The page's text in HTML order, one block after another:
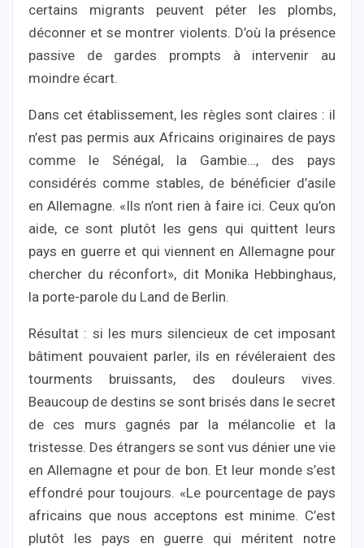
certains migrants peuvent péter les plombs,
déconner et se montrer violents. D’où la présence
passive de gardes prompts à intervenir au
moindre écart.
Dans cet établissement, les règles sont claires : il
n’est pas permis aux Africains originaires de pays
comme le Sénégal, la Gambie…, des pays
considérés comme stables, de bénéficier d’asile
en Allemagne. «Ils n’ont rien à faire ici. Ceux qu’on
aide, ce sont plutôt les gens qui quittent leurs
pays en guerre et qui viennent en Allemagne pour
chercher du réconfort», dit Monika Hebbinghaus,
la porte-parole du Land de Berlin.
Résultat : si les murs silencieux de cet imposant
bâtiment pouvaient parler, ils en révéleraient des
tourments bruissants, des douleurs vives.
Beaucoup de destins se sont brisés dans le secret
de ces murs gagnés par la mélancolie et la
tristesse. Des étrangers se sont vus dénier une vie
en Allemagne et pour de bon. Et leur monde s’est
effondré pour toujours. «Le pourcentage de pays
africains que nous acceptons est minime. C’est
plutôt les pays en guerre qui méritent notre